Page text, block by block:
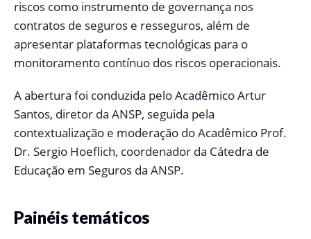
riscos como instrumento de governança nos
contratos de seguros e resseguros, além de
apresentar plataformas tecnológicas para o
monitoramento contínuo dos riscos operacionais.
A abertura foi conduzida pelo Acadêmico Artur
Santos, diretor da ANSP, seguida pela
contextualização e moderação do Acadêmico Prof.
Dr. Sergio Hoeflich, coordenador da Cátedra de
Educação em Seguros da ANSP.
Painéis temáticos